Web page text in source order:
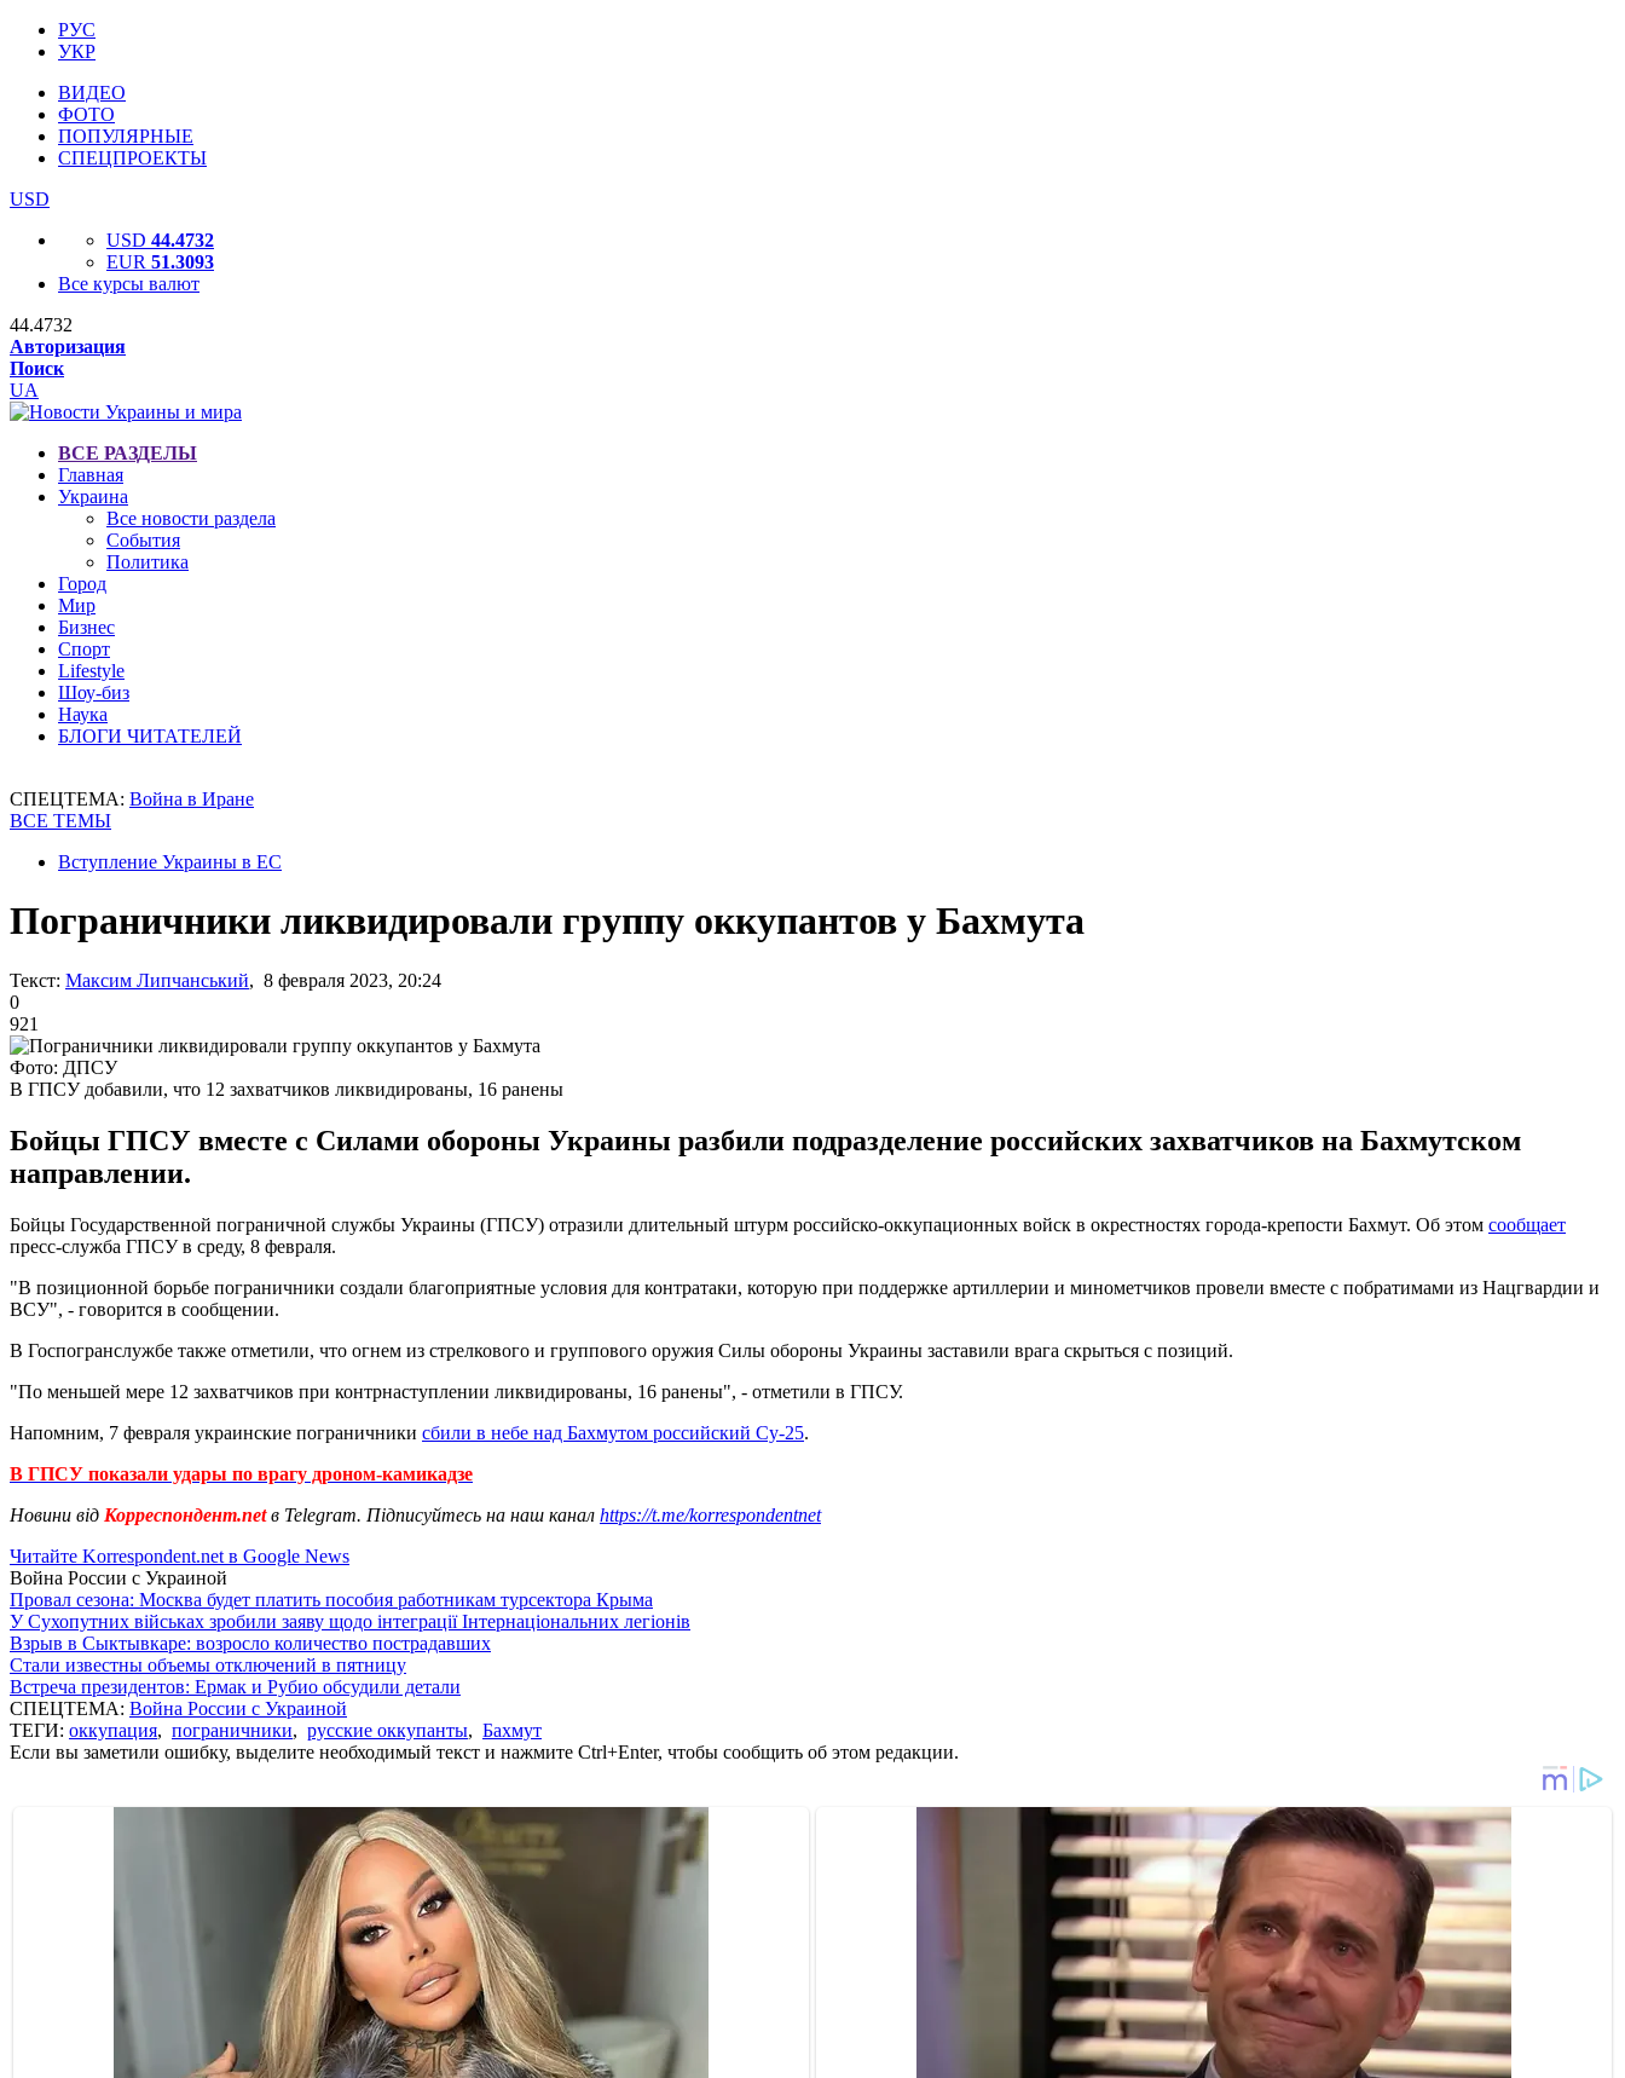
РУС
УКР
ВИДЕО
ФОТО
ПОПУЛЯРНЫЕ
СПЕЦПРОЕКТЫ
USD
USD 44.4732
EUR 51.3093
Все курсы валют
44.4732
Авторизация
Поиск
UA
ВСЕ РАЗДЕЛЫ
Главная
Украина
Все новости раздела
События
Политика
Город
Мир
Бизнес
Спорт
Lifestyle
Шоу-биз
Наука
БЛОГИ ЧИТАТЕЛЕЙ
СПЕЦТЕМА: Война в Иране
ВСЕ ТЕМЫ
Вступление Украины в ЕС
Пограничники ликвидировали группу оккупантов у Бахмута
Текст: Максим Липчанський, 8 февраля 2023, 20:24
0
921
Фото: ДПСУ
В ГПСУ добавили, что 12 захватчиков ликвидированы, 16 ранены
Бойцы ГПСУ вместе с Силами обороны Украины разбили подразделение российских захватчиков на Бахмутском
направлении.
Бойцы Государственной пограничной службы Украины (ГПСУ) отразили длительный штурм российско-оккупационных войск в окрестностях города-крепости Бахмут. Об этом сообщает
пресс-служба ГПСУ в среду, 8 февраля.
"В позиционной борьбе пограничники создали благоприятные условия для контратаки, которую при поддержке артиллерии и минометчиков провели вместе с побратимами из Нацгвардии и
ВСУ", - говорится в сообщении.
В Госпогранслужбе также отметили, что огнем из стрелкового и группового оружия Силы обороны Украины заставили врага скрыться с позиций.
"По меньшей мере 12 захватчиков при контрнаступлении ликвидированы, 16 ранены", - отметили в ГПСУ.
Напомним, 7 февраля украинские пограничники сбили в небе над Бахмутом российский Су-25.
В ГПСУ показали удары по врагу дроном-камикадзе
Новини від Корреспондент.netв Telegram. Підписуйтесь на наш канал https://t.me/korrespondentnet
Читайте Korrespondent.net в Google News
Война России с Украиной
Провал сезона: Москва будет платить пособия работникам турсектора Крыма
У Сухопутних військах зробили заяву щодо інтеграції Інтернаціональних легіонів
Взрыв в Сыктывкаре: возросло количество пострадавших
Стали известны объемы отключений в пятницу
Встреча президентов: Ермак и Рубио обсудили детали
СПЕЦТЕМА: Война России с Украиной
ТЕГИ: оккупация, пограничники, русские оккупанты, Бахмут
Если вы заметили ошибку, выделите необходимый текст и нажмите Ctrl+Enter, чтобы сообщить об этом редакции.